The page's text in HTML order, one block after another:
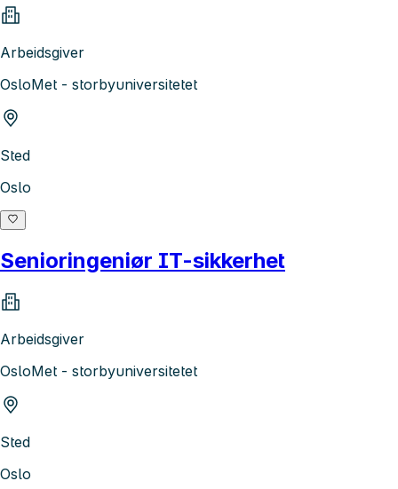
Arbeidsgiver
OsloMet - storbyuniversitetet
Sted
Oslo
Senioringeniør IT-sikkerhet
Arbeidsgiver
OsloMet - storbyuniversitetet
Sted
Oslo